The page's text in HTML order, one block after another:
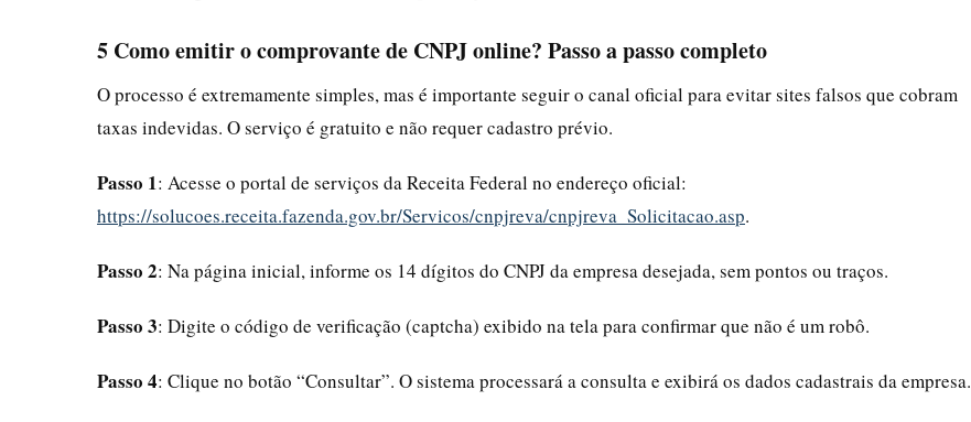
5 Como emitir o comprovante de CNPJ online? Passo a passo completo
O processo é extremamente simples, mas é importante seguir o canal oficial para evitar sites falsos que cobram
taxas indevidas. O serviço é gratuito e não requer cadastro prévio.
Passo 1: Acesse o portal de serviços da Receita Federal no endereço oficial:
https://solucoes.receita.fazenda.gov.br/Servicos/cnpjreva/cnpjreva_Solicitacao.asp.
Passo 2: Na página inicial, informe os 14 dígitos do CNPJ da empresa desejada, sem pontos ou traços.
Passo 3: Digite o código de verificação (captcha) exibido na tela para confirmar que não é um robô.
Passo 4: Clique no botão “Consultar”. O sistema processará a consulta e exibirá os dados cadastrais da empresa.